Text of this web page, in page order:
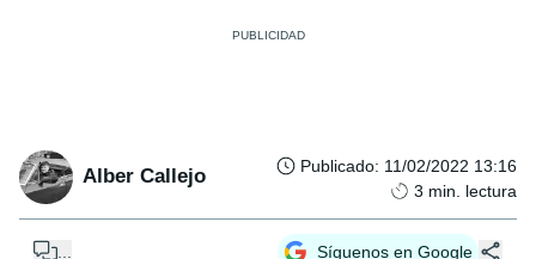
Alber Callejo Publicado: 11/02/2022 13:16
3 min. lectura
Síguenos en Google